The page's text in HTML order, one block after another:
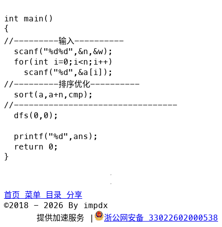
int main()
{
//---------输入----------
  scanf("%d%d",&n,&w);
  for(int i=0;i<n;i++)
    scanf("%d",&a[i]);
//---------排序优化----------
  sort(a,a+n,cmp);
//---------------------------------
  dfs(0,0);
  printf("%d",ans);
  return 0;
首页 菜单 目录 分享
©2018 - 2026 By impdx
提供加速服务 |
浙公网安备 33022602000538